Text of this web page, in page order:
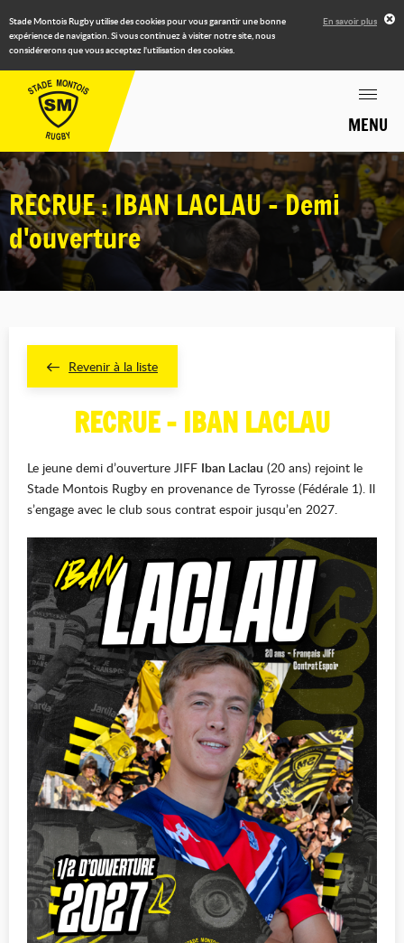
Stade Montois Rugby utilise des cookies pour vous garantir une bonne
expérience de navigation. Si vous continuez à visiter notre site, nous
considérerons que vous acceptez l'utilisation des cookies.
En savoir plus
MENU
RECRUE : IBAN LACLAU - Demi
d'ouverture
Revenir à la liste
RECRUE - IBAN LACLAU
Le jeune demi d’ouverture JIFF Iban Laclau (20 ans) rejoint le
Stade Montois Rugby en provenance de Tyrosse (Fédérale 1). Il
s’engage avec le club sous contrat espoir jusqu’en 2027.